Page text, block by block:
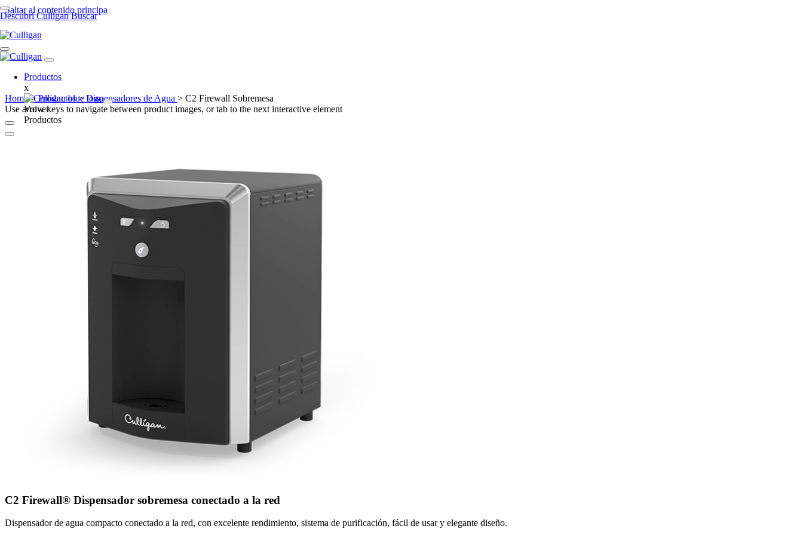
Saltar al contenido principa
Descubrí CulliganBuscar
Productos​
x
Volver
Productos​
Home>Productos>Dispensadores de Agua > C2 Firewall Sobremesa
Use arrow keys to navigate between product images, or tab to the next interactive element
C2 Firewall® Dispensador sobremesa conectado a la red
Dispensador de agua compacto conectado a la red, con excelente rendimiento, sistema de purificación, fácil de usar y elegante diseño.